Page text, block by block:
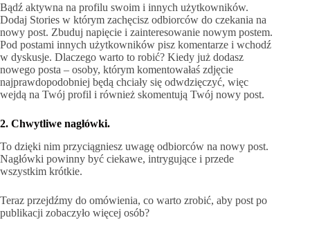
Bądź aktywna na profilu swoim i innych użytkowników.
Dodaj Stories w którym zachęcisz odbiorców do czekania na
nowy post. Zbuduj napięcie i zainteresowanie nowym postem.
Pod postami innych użytkowników pisz komentarze i wchodź
w dyskusje. Dlaczego warto to robić? Kiedy już dodasz
nowego posta – osoby, którym komentowałaś zdjęcie
najprawdopodobniej będą chciały się odwdzięczyć, więc
wejdą na Twój profil i również skomentują Twój nowy post.
2. Chwytliwe nagłówki.
To dzięki nim przyciągniesz uwagę odbiorców na nowy post.
Nagłówki powinny być ciekawe, intrygujące i przede
wszystkim krótkie.
Teraz przejdźmy do omówienia, co warto zrobić, aby post po
publikacji zobaczyło więcej osób?